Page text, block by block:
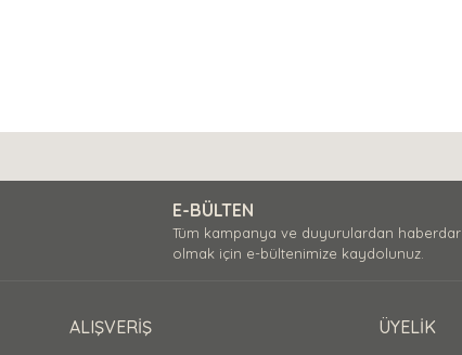
E-BÜLTEN
Tüm kampanya ve duyurulardan haberdar
olmak için e-bültenimize kaydolunuz.
ALIŞVERİŞ ÜYELİK